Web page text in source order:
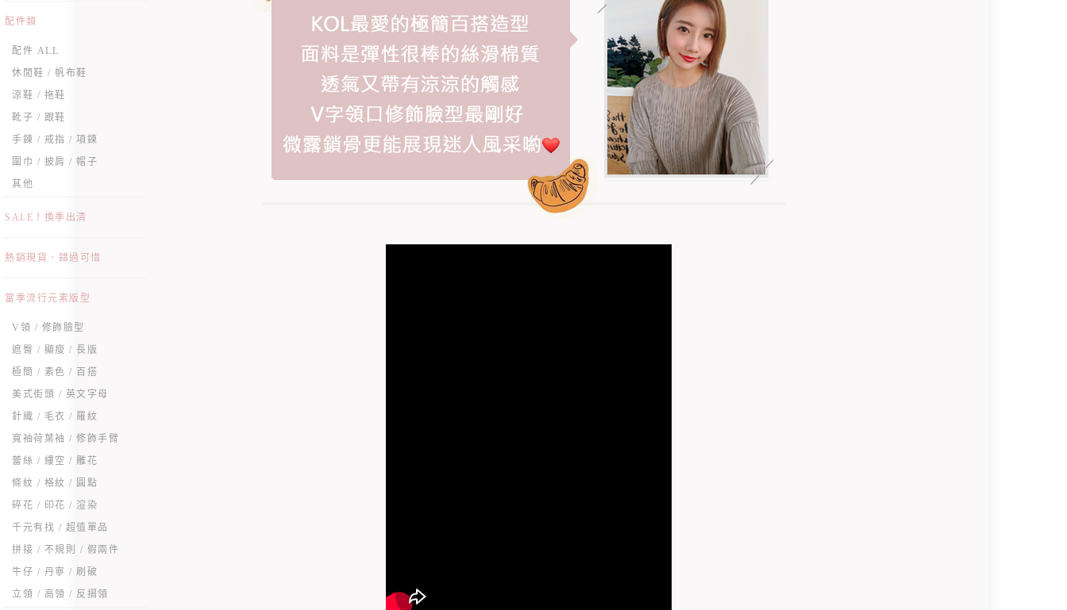
配件類
配件 ALL
休閒鞋 / 帆布鞋
涼鞋 / 拖鞋
靴子 / 跟鞋
手鍊 / 戒指 / 項鍊
圍巾 / 披肩 / 帽子
其他
SALE！換季出清
熱銷現貨．錯過可惜
當季流行元素版型
V領 / 修飾臉型
遮臀 / 顯瘦 / 長版
極簡 / 素色 / 百搭
美式街頭 / 英文字母
針織 / 毛衣 / 羅紋
寬袖荷葉袖 / 修飾手臂
蕾絲 / 縷空 / 雕花
條紋 / 格紋 / 圓點
碎花 / 印花 / 渲染
千元有找 / 超值單品
拼接 / 不規則 / 假兩件
牛仔 / 丹寧 / 刷破
立領 / 高領 / 反摺領